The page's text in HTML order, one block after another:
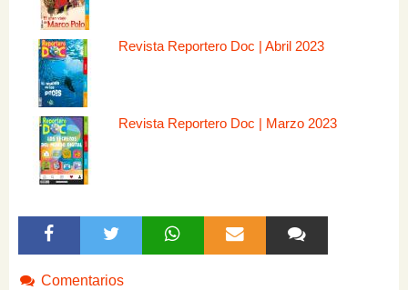
Revista Reportero Doc | Abril 2023
Revista Reportero Doc | Marzo 2023
Comentarios